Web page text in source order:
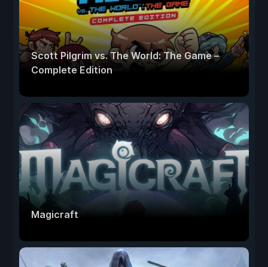
Scott Pilgrim vs. The World: The Game –
Complete Edition
Magicraft